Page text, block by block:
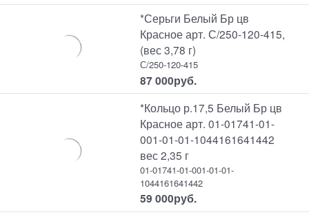
*Серьги Белый Бр цв
Красное арт. С/250-120-415,
(вес 3,78 г)
С/250-120-415
87 000руб.
*Кольцо р.17,5 Белый Бр цв
Красное арт. 01-01741-01-
001-01-01-1044161641442
вес 2,35 г
01-01741-01-001-01-01-
1044161641442
59 000руб.